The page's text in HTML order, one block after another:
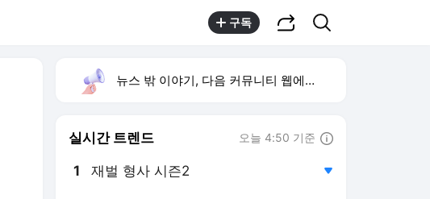
구독
뉴스 밖 이야기, 다음 커뮤니티 웹에서 보기
실시간 트렌드 오늘 4:50 기준
1 재벌 형사 시즌2